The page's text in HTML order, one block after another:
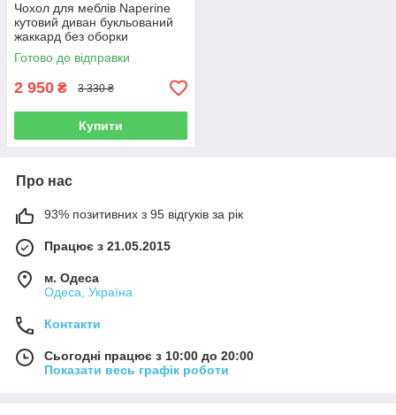
Чохол для меблів Naperine
кутовий диван букльований
жаккард без оборки
Готово до відправки
2 950 ₴ 3 330 ₴
Купити
Про нас
93% позитивних з 95 відгуків за рік
Працює з 21.05.2015
м. Одеса
Одеса, Україна
Контакти
Сьогодні працює з 10:00 до 20:00
Показати весь графік роботи